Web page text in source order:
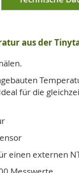
aus der
für die
einen externen